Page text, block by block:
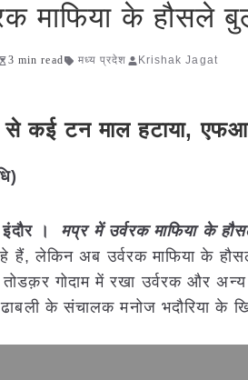
माफिया के हौसले
3 min read मध्य प्रदेश Krishak Jagat
से कई टन माल हटाया,
। मप्र में उर्वरक माफिया के
लेकिन अब उर्वरक माफिया के
तोडक़र गोदाम में रखा उर्वरक और
के संचालक मनोज भदौरिया के